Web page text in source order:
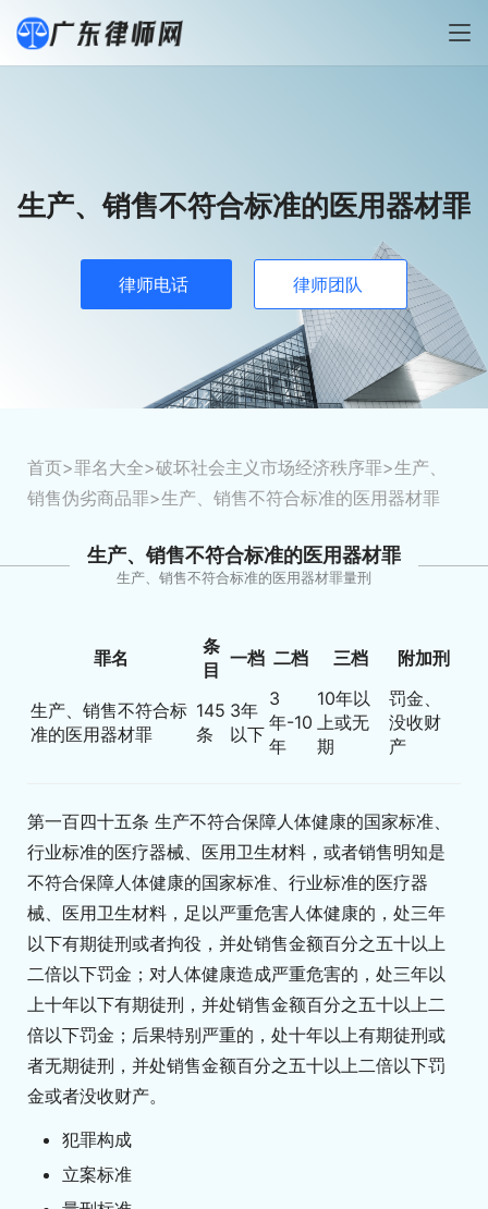
生产、销售不符合标准的医用器材罪
律师电话 律师团队
首页>罪名大全>破坏社会主义市场经济秩序罪>生产、
销售伪劣商品罪>生产、销售不符合标准的医用器材罪
生产、销售不符合标准的医用器材罪
生产、销售不符合标准的医用器材罪量刑
罪名
条
目
一档 二档 三档 附加刑
生产、销售不符合标
准的医用器材罪
145
条
3年
以下
3
年-10
年
10年以
上或无
期
罚金、
没收财
产
第一百四十五条 生产不符合保障人体健康的国家标准、
行业标准的医疗器械、医用卫生材料，或者销售明知是
不符合保障人体健康的国家标准、行业标准的医疗器
械、医用卫生材料，足以严重危害人体健康的，处三年
以下有期徒刑或者拘役，并处销售金额百分之五十以上
二倍以下罚金；对人体健康造成严重危害的，处三年以
上十年以下有期徒刑，并处销售金额百分之五十以上二
倍以下罚金；后果特别严重的，处十年以上有期徒刑或
者无期徒刑，并处销售金额百分之五十以上二倍以下罚
金或者没收财产。
犯罪构成
立案标准